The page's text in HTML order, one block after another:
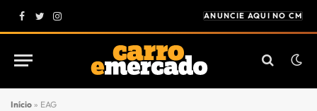
Facebook
Twitter
Instagram
ANUNCIE AQUI NO CM
Início » EAG